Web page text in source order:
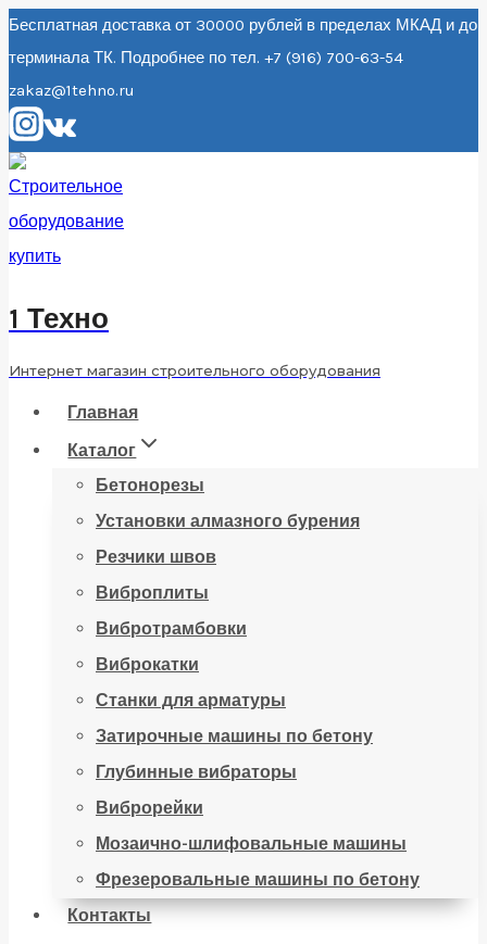
Перейти
к
содержанию
Бесплатная доставка от 30000 рублей в пределах МКАД и до
терминала ТК. Подробнее по тел. +7 (916) 700-63-54
zakaz@1tehno.ru
1 Техно
Интернет магазин строительного оборудования
Главная
Каталог
Бетонорезы
Установки алмазного бурения
Резчики швов
Виброплиты
Вибротрамбовки
Виброкатки
Станки для арматуры
Затирочные машины по бетону
Глубинные вибраторы
Виброрейки
Мозаично-шлифовальные машины
Фрезеровальные машины по бетону
Контакты